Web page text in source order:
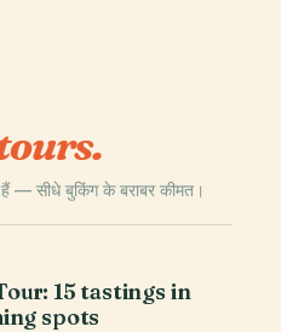
हैं — सीधे बुकिंग के बराबर कीमत।
15 tastings in
spots